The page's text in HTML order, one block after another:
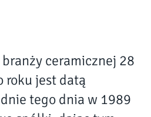
ceramicznej 28
roku jest datą
tego dnia w 1989